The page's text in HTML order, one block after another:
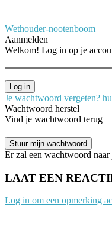
Wethouder-nootenboom
Aanmelden
Welkom! Log in op je
Je wachtwoord vergeten?
Wachtwoord herstel
Vind je wachtwoord terug
Er zal een wachtwoord
LAAT EEN
Log in om een opmerking